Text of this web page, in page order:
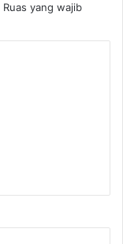
Ruas yang wajib